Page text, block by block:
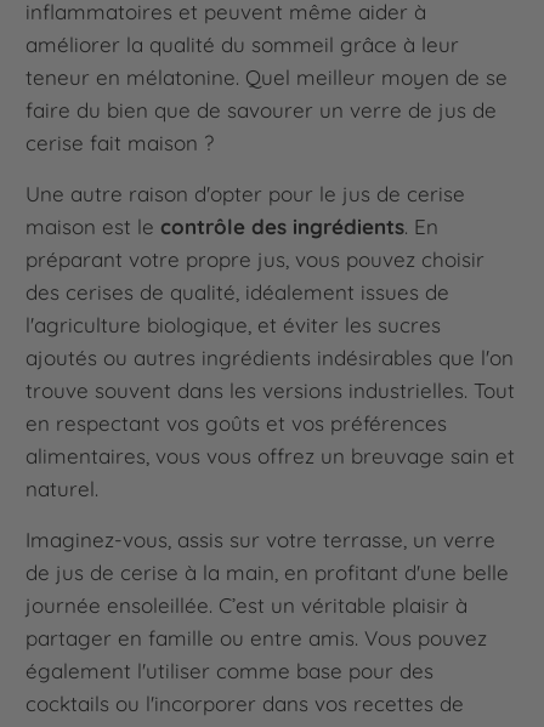
inflammatoires et peuvent même aider à
améliorer la qualité du sommeil grâce à leur
teneur en mélatonine. Quel meilleur moyen de se
faire du bien que de savourer un verre de jus de
cerise fait maison ?
Une autre raison d'opter pour le jus de cerise
maison est lecontrôle des ingrédients. En
préparant votre propre jus, vous pouvez choisir
des cerises de qualité, idéalement issues de
l'agriculture biologique, et éviter les sucres
ajoutés ou autres ingrédients indésirables que l'on
trouve souvent dans les versions industrielles. Tout
en respectant vos goûts et vos préférences
alimentaires, vous vous offrez un breuvage sain et
naturel.
Imaginez-vous, assis sur votre terrasse, un verre
de jus de cerise à la main, en profitant d'une belle
journée ensoleillée. C’est un véritable plaisir à
partager en famille ou entre amis. Vous pouvez
également l'utiliser comme base pour des
cocktails ou l'incorporer dans vos recettes de